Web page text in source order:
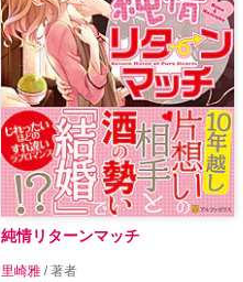
純情リターンマッチ
里崎雅 / 著者